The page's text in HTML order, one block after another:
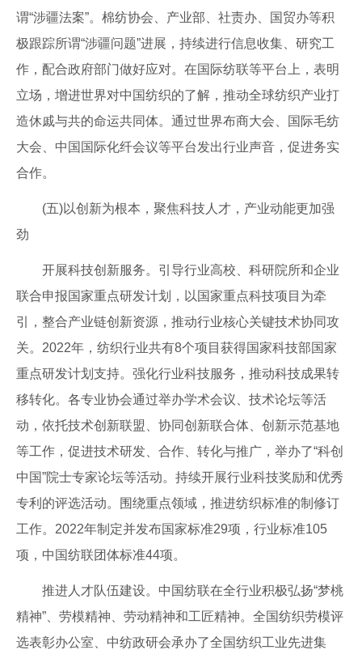
谓“涉疆法案”。棉纺协会、产业部、社责办、国贸办等积
极跟踪所谓“涉疆问题”进展，持续进行信息收集、研究工
作，配合政府部门做好应对。在国际纺联等平台上，表明
立场，增进世界对中国纺织的了解，推动全球纺织产业打
造休戚与共的命运共同体。通过世界布商大会、国际毛纺
大会、中国国际化纤会议等平台发出行业声音，促进务实
合作。
(五)以创新为根本，聚焦科技人才，产业动能更加强
劲
开展科技创新服务。引导行业高校、科研院所和企业
联合申报国家重点研发计划，以国家重点科技项目为牵
引，整合产业链创新资源，推动行业核心关键技术协同攻
关。2022年，纺织行业共有8个项目获得国家科技部国家
重点研发计划支持。强化行业科技服务，推动科技成果转
移转化。各专业协会通过举办学术会议、技术论坛等活
动，依托技术创新联盟、协同创新联合体、创新示范基地
等工作，促进技术研发、合作、转化与推广，举办了“科创
中国”院士专家论坛等活动。持续开展行业科技奖励和优秀
专利的评选活动。围绕重点领域，推进纺织标准的制修订
工作。2022年制定并发布国家标准29项，行业标准105
项，中国纺联团体标准44项。
推进人才队伍建设。中国纺联在全行业积极弘扬“梦桃
精神”、劳模精神、劳动精神和工匠精神。全国纺织劳模评
选表彰办公室、中纺政研会承办了全国纺织工业先进集